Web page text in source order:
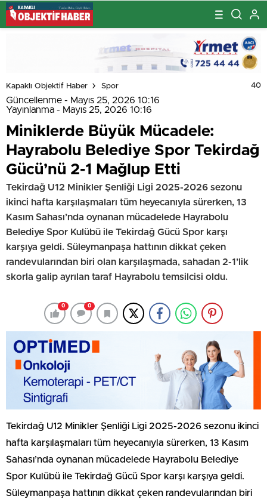
Kapaklı Objektif Haber Spor 40
Güncellenme - Mayıs 25, 2026 10:16
Yayınlanma - Mayıs 25, 2026 10:16
Miniklerde Büyük Mücadele:
Hayrabolu Belediye Spor Tekirdağ
Gücü’nü 2-1 Mağlup Etti
Tekirdağ U12 Minikler Şenliği Ligi 2025-2026 sezonu
ikinci hafta karşılaşmaları tüm heyecanıyla sürerken, 13
Kasım Sahası’nda oynanan mücadelede Hayrabolu
Belediye Spor Kulübü ile Tekirdağ Gücü Spor karşı
karşıya geldi. Süleymanpaşa hattının dikkat çeken
randevularından biri olan karşılaşmada, sahadan 2-1’lik
skorla galip ayrılan taraf Hayrabolu temsilcisi oldu.
0 0
Tekirdağ U12 Minikler Şenliği Ligi 2025-2026 sezonu ikinci
hafta karşılaşmaları tüm heyecanıyla sürerken, 13 Kasım
Sahası’nda oynanan mücadelede Hayrabolu Belediye
Spor Kulübü ile Tekirdağ Gücü Spor karşı karşıya geldi.
Süleymanpaşa hattının dikkat çeken randevularından biri